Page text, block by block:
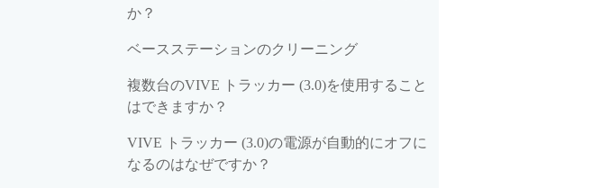
か？
ベースステーションのクリーニング
複数台のVIVE トラッカー (3.0)を使用すること
はできますか？
VIVE トラッカー (3.0)の電源が自動的にオフに
なるのはなぜですか？